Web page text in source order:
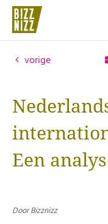
vorige
Een
Door Bizznizz